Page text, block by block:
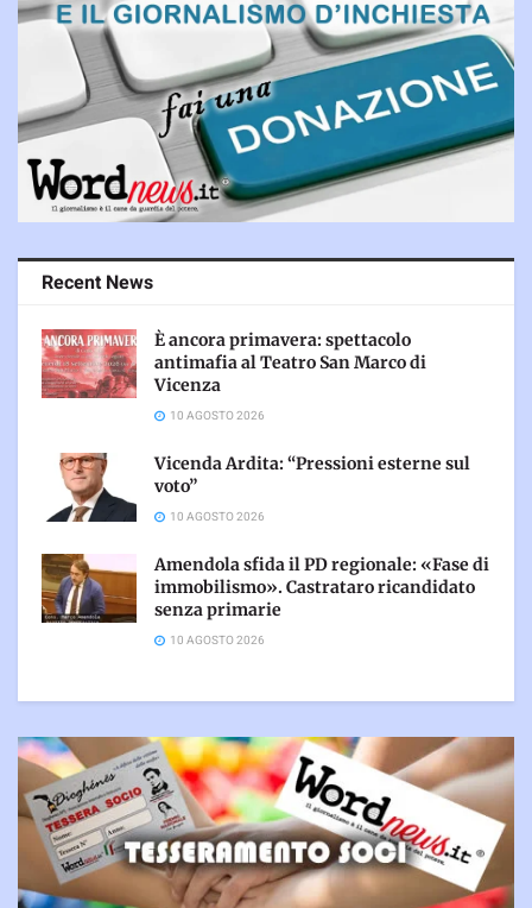
Recent News
È ancora primavera: spettacolo
antimafia al Teatro San Marco di
Vicenza
10 AGOSTO 2026
Vicenda Ardita: “Pressioni esterne sul
voto”
10 AGOSTO 2026
Amendola sfida il PD regionale: «Fase di
immobilismo». Castrataro ricandidato
senza primarie
10 AGOSTO 2026